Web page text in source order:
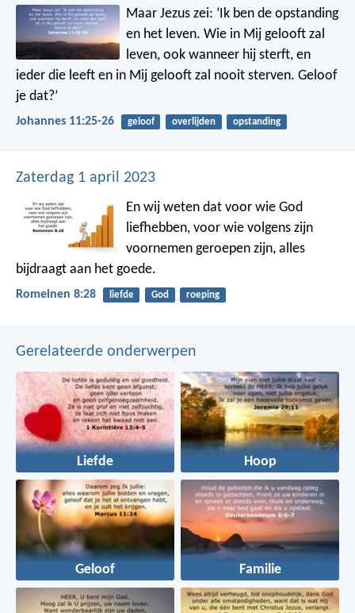
Maar Jezus zei: ‘Ik ben de opstanding
en het leven. Wie in Mij gelooft zal
leven, ook wanneer hij sterft, en
ieder die leeft en in Mij gelooft zal nooit sterven. Geloof
je dat?’
Johannes 11:25-26 geloof overlijden opstanding
Zaterdag 1 april 2023
En wij weten dat voor wie God
liefhebben, voor wie volgens zijn
voornemen geroepen zijn, alles
bijdraagt aan het goede.
Romeinen 8:28 liefde God roeping
Gerelateerde onderwerpen
Liefde Hoop
Geloof Familie